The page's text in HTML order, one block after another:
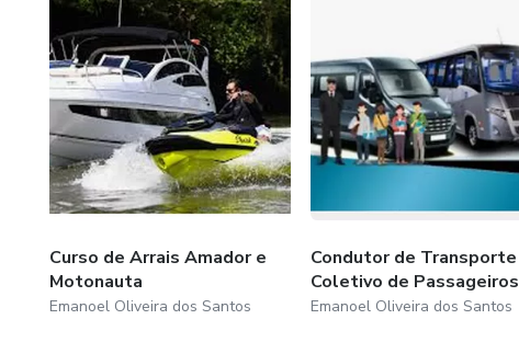
Curso de Arrais Amador e
Motonauta
Emanoel Oliveira dos Santos
Condutor de Transporte
Coletivo de Passageiros
Emanoel Oliveira dos Santos